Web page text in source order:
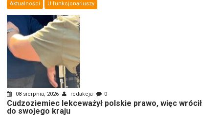
Aktualności U funkcjonariuszy
08 sierpnia, 2026 redakcja 0
Cudzoziemiec lekceważył polskie prawo, więc wrócił
do swojego kraju